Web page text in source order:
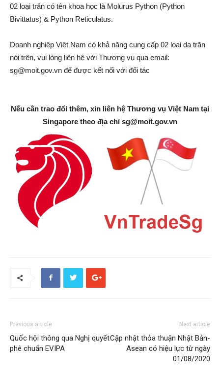
02 loại trăn có tên khoa học là Molurus Python (Python
Bivittatus) & Python Reticulatus.
Doanh nghiệp Việt Nam có khả năng cung cấp 02 loại da trăn
nói trên, vui lòng liên hệ với Thương vụ qua email:
sg@moit.gov.vn để được kết nối với đối tác
Nếu cần trao đổi thêm, xin liên hệ Thương vụ Việt Nam tại
Singapore theo địa chỉ sg@moit.gov.vn
Previous article
Quốc hội thông qua Nghị quyết
phê chuẩn EVIPA
Next article
Cập nhật thỏa thuận Nhật Bản-
Asean có hiệu lực từ ngày
01/08/2020